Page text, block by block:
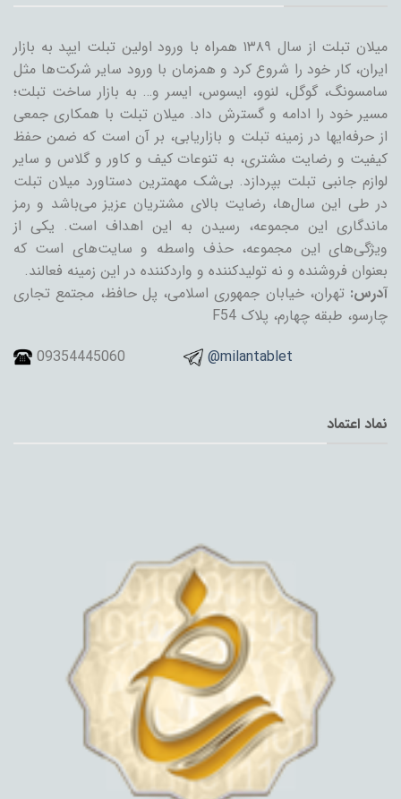
میلان تبلت از سال ۱۳۸۹ همراه با ورود اولین تبلت ایپد به بازار
ایران، کار خود را شروع کرد و همزمان با ورود سایر شرکت‌ها مثل
سامسونگ، گوگل، لنوو، ایسوس، ایسر و… به بازار ساخت تبلت؛
مسیر خود را ادامه و گسترش داد. میلان تبلت با همکاری جمعی
از حرفه‌ایها در زمینه تبلت و بازاریابی، بر آن است که ضمن حفظ
کیفیت و رضایت مشتری، به تنوعات کیف و کاور و گلاس و سایر
لوازم جانبی تبلت بپردازد. بی‌شک مهمترین دستاورد میلان تبلت
در طی این سال‌ها، رضایت بالای مشتریان عزیز می‌باشد و رمز
ماندگاری این مجموعه، رسیدن به این اهداف است. یکی از
ویژگی‌های این مجموعه، حذف واسطه و سایت‌های است که
بعنوان فروشنده و نه تولیدکننده و واردکننده در این زمینه فعالند.
آدرس: تهران، خیابان جمهوری اسلامی، پل حافظ، مجتمع تجاری
چارسو، طبقه چهارم، پلاک F54
09354445060
@milantablet
نماد اعتماد